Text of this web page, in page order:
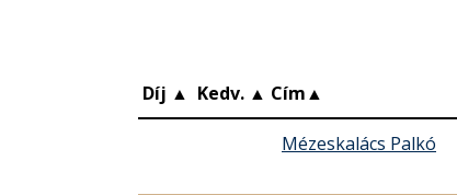
Díj ▲ Kedv. ▲ Cím▲
Mézeskalács Palkó